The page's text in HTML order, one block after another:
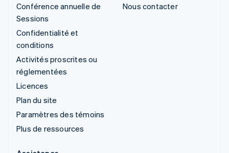
Conférence annuelle de
Sessions
Confidentialité et
conditions
Activités proscrites ou
réglementées
Licences
Plan du site
Paramètres des témoins
Plus de ressources
Nous contacter